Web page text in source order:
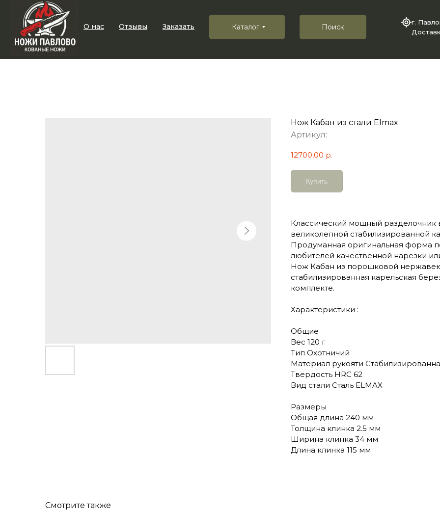
г.
Поиск
Каталог
Заказать
Отзывы
О нас
Нож Кабан из стали Elmax
Артикул:
12700,00 р.
Купить
Классический мощный разделочник
великолепной стабилизированной
Продуманная оригинальная форма
любителей качественной нарезки
Нож Кабан из порошковой
стабилизированная карельская
комплекте.
Характеристики :
Общие
Вес 120 г
Тип Охотничий
Материал рукояти
Твердость HRC 62
Вид стали Сталь ELMAX
Размеры
Общая длина 240 мм
Толщина клинка 2.5 мм
Ширина клинка 34 мм
Длина клинка 115 мм
Смотрите также